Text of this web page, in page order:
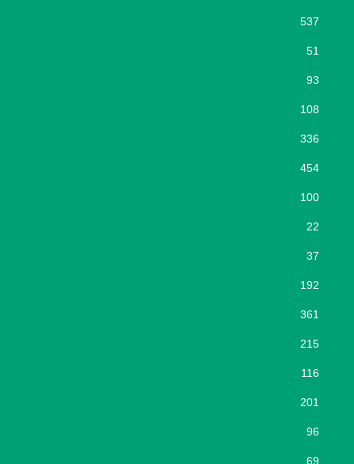
537
51
93
108
336
454
100
22
37
192
361
215
116
201
96
69